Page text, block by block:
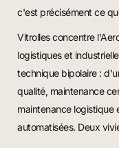
c'est précisément ce
Vitrolles concentre
logistiques et
technique bipolaire :
qualité, maintenance
maintenance logistique
automatisées. Deux